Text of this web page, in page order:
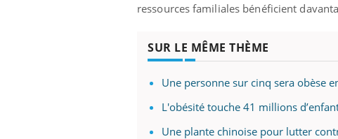
ressources familiales bénéficient
SUR LE MÊME THÈME
Une personne sur cinq sera obèse
L'obésité touche 41 millions
Une plante chinoise pour lutter